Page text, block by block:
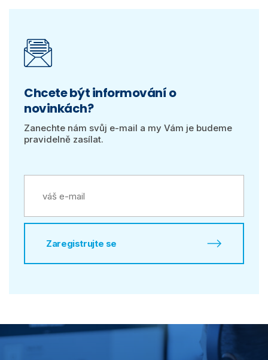
Chcete být informování o
novinkách?
Zanechte nám svůj e-mail a my Vám je budeme
pravidelně zasílat.
Zaregistrujte se